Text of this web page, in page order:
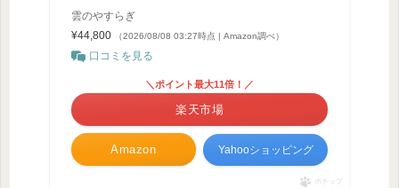
雲のやすらぎ
¥44,800
（2026/08/08 03:27時点 | Amazon調べ）
口コミを見る
Amazon
＼ポイント最大11倍！／
楽天市場
Yahooショッピング
ポチップ